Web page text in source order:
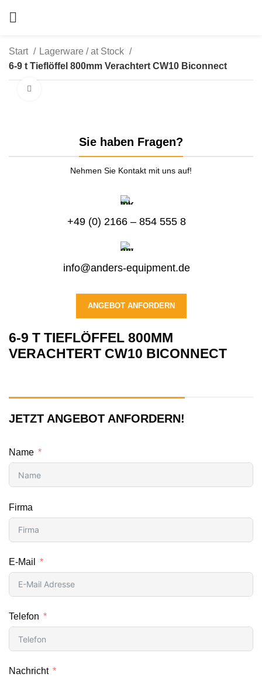
Start
Lagerware / at Stock
6-9 t Tieflöffel 800mm Verachtert CW10 Biconnect
Sie haben Fragen?
Nehmen Sie Kontakt mit uns auf!
+49 (0) 2166 – 854 555 8
info@anders-equipment.de
ANGEBOT ANFORDERN
6-9 T TIEFLÖFFEL 800MM
VERACHTERT CW10 BICONNECT
JETZT ANGEBOT ANFORDERN!
Name
Firma
E-Mail
Telefon
Nachricht